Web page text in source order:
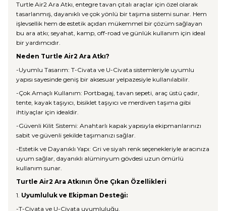
Turtle Air2 Ara Atkı, entegre tavan çıtalı araçlar için özel olarak
tasarlanmış, dayanıklı ve çok yönlü bir taşıma sistemi sunar. Hem
işlevsellik hem de estetik açıdan mükemmel bir çözüm sağlayan
bu ara atkı; seyahat, kamp, off-road ve günlük kullanım için ideal
bir yardımcıdır.
Neden Turtle Air2 Ara Atkı?
-Uyumlu Tasarım: T-Civata ve U-Civata sistemleriyle uyumlu
yapısı sayesinde geniş bir aksesuar yelpazesiyle kullanılabilir.
-Çok Amaçlı Kullanım: Portbagaj, tavan sepeti, araç üstü çadır,
tente, kayak taşıyıcı, bisiklet taşıyıcı ve merdiven taşıma gibi
ihtiyaçlar için idealdir.
-Güvenli Kilit Sistemi: Anahtarlı kapak yapısıyla ekipmanlarınızı
sabit ve güvenli şekilde taşımanızı sağlar.
-Estetik ve Dayanıklı Yapı: Gri ve siyah renk seçenekleriyle aracınıza
uyum sağlar, dayanıklı alüminyum gövdesi uzun ömürlü
kullanım sunar.
Turtle Air2 Ara Atkının Öne Çıkan Özellikleri
1. Uyumluluk ve Ekipman Desteği:
-T-Civata ve U-Civata uyumluluğu.